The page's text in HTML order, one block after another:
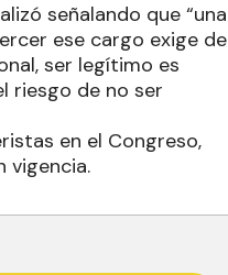
señalando que “una
ese cargo exige de
ser legítimo es
riesgo de no ser
en el Congreso,
vigencia.